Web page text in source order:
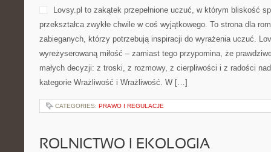
Lovsy.pl to zakątek przepełnione uczuć, w którym bliskość
przekształca zwykłe chwile w coś wyjątkowego. To strona dla
zabieganych, którzy potrzebują inspiracji do wyrażenia uczuć.
wyreżyserowaną miłość – zamiast tego przypomina, że
małych decyzji: z troski, z rozmowy, z cierpliwości i z radości
kategorie Wrażliwość i Wrażliwość. W […]
CATEGORIES: PRAWO I REGULACJE
ROLNICTWO I EKOLOGIA